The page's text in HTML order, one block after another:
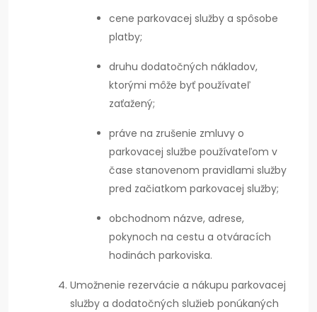
cene parkovacej služby a spôsobe
platby;
druhu dodatočných nákladov,
ktorými môže byť používateľ
zaťažený;
práve na zrušenie zmluvy o
parkovacej službe používateľom v
čase stanovenom pravidlami služby
pred začiatkom parkovacej služby;
obchodnom názve, adrese,
pokynoch na cestu a otváracích
hodinách parkoviska.
Umožnenie rezervácie a nákupu parkovacej
služby a dodatočných služieb ponúkaných